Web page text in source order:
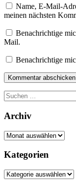
Name, E-Mail-
meinen nächsten
Benachrichtige
Mail.
Benachrichtige
Suche
nach:
Archiv
Archiv
Kategorien
Kategorien